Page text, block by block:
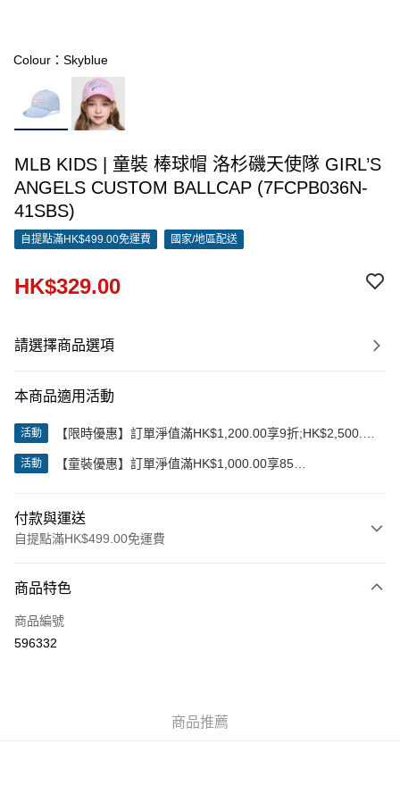
Colour：Skyblue
MLB KIDS | 童裝 棒球帽 洛杉磯天使隊 GIRL’S
ANGELS CUSTOM BALLCAP (7FCPB036N-
41SBS)
自提點滿HK$499.00免運費 國家/地區配送
HK$329.00
請選擇商品選項
本商品適用活動
活動
【限時優惠】訂單淨值滿HK$1,200.00享9折;HK$2,500.00
活動
【童裝優惠】訂單淨值滿HK$1,000.00享85
付款與運送
自提點滿HK$499.00免運費
信用卡
Apple Pay
商品特色
商品編號
596332
商品推薦